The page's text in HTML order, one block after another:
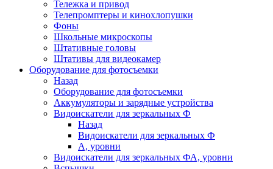
Тележка и привод
Телепромптеры и кинохлопушки
Фоны
Школьные микроскопы
Штативные головы
Штативы для видеокамер
Оборудование для фотосъемки
Назад
Оборудование для фотосъемки
Аккумуляторы и зарядные устройства
Видоискатели для зеркальных Ф
Назад
Видоискатели для зеркальных Ф
А, уровни
Видоискатели для зеркальных ФА, уровни